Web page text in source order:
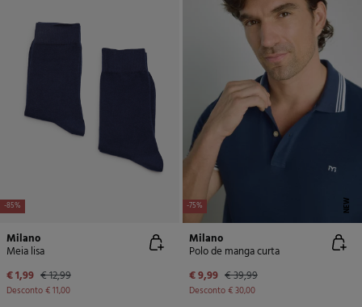
-85%
Milano
Meia lisa
€ 1,99 € 12,99
Desconto€ 11,00
-75% NEW
Milano
Polo de manga curta
€ 9,99 € 39,99
Desconto€ 30,00